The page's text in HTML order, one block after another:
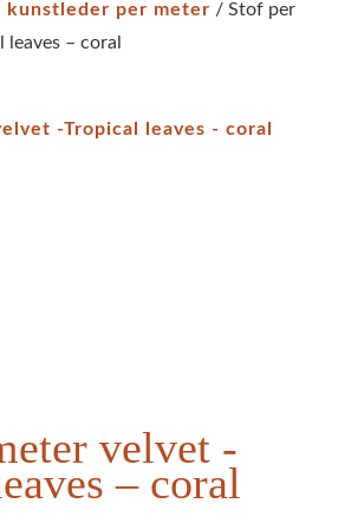
kunstleder per meter / Stof per
– coral
velvet -
– coral